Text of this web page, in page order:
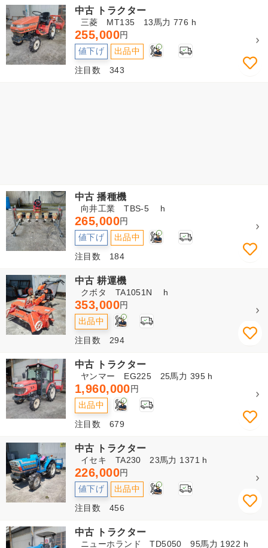
中古 トラクター
三菱 MT135 13馬力 776 h
255,000円
値下げ 出品中 2
注目数 343
中古 播種機
向井工業 TBS-5 h
265,000円
値下げ 出品中 2
注目数 184
中古 耕運機
クボタ TA1051N h
353,000円
出品中 2
注目数 294
中古 トラクター
ヤンマー EG225 25馬力 395 h
1,960,000円
出品中 2
注目数 679
中古 トラクター
イセキ TA230 23馬力 1371 h
226,000円
値下げ 出品中 2
注目数 456
中古 トラクター
ニューホランド TD5050 95馬力 1922 h